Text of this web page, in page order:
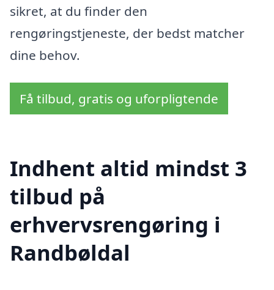
sikret, at du finder den
rengøringstjeneste, der bedst matcher
dine behov.
Få tilbud, gratis og uforpligtende
Indhent altid mindst 3
tilbud på
erhvervsrengøring i
Randbøldal